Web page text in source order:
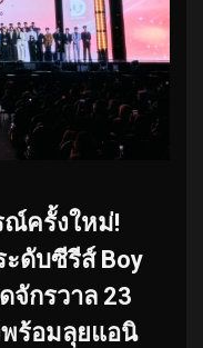
ณ์ครั้งใหม่!
ะดับซีรีส์ Boy
จักรวาล 23
พร้อมลุยแอนิ